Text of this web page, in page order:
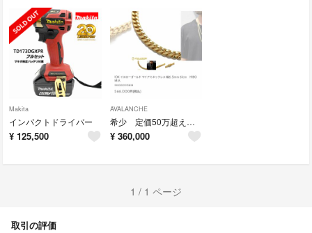
Makita
インパクトドライバー
¥ 125,500
AVALANCHE
希少 定価50万超えマイアミ10kネックレス
¥ 360,000
1 / 1 ページ
取引の評価